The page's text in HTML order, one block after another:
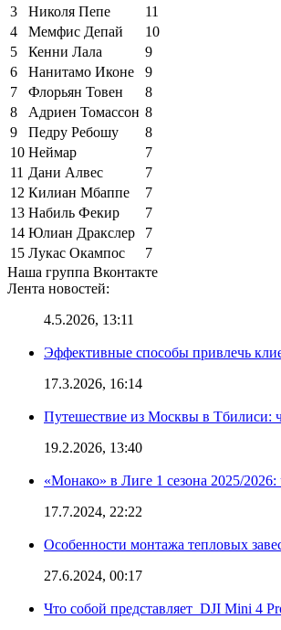
3
Николя Пепе
11
4
Мемфис Депай
10
5
Кенни Лала
9
6
Нанитамо Иконе
9
7
Флорьян Товен
8
8
Адриен Томассон 8
9
Педру Ребошу
8
10 Неймар
7
11 Дани Алвес
7
12 Килиан Мбаппе
7
13 Набиль Фекир
7
14 Юлиан Дракслер
7
15 Лукас Окампос
7
Наша группа Вконтакте
Лента новостей:
4.5.2026, 13:11
Эффективные способы привлечь
17.3.2026, 16:14
Путешествие из Москвы в Тбилиси:
19.2.2026, 13:40
«Монако» в Лиге 1 сезона 2025/
17.7.2024, 22:22
Особенности монтажа тепловых
27.6.2024, 00:17
Что собой представляет DJI Mini 4